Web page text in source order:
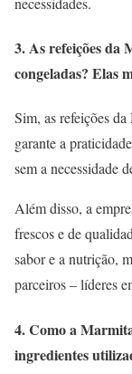
3. As refeições da
congeladas? Elas
Sim, as refeições
garante a
sem a necessidade
Além disso, a
frescos e de
sabor e a nutrição,
parceiros – líderes
4. Como a
ingredientes